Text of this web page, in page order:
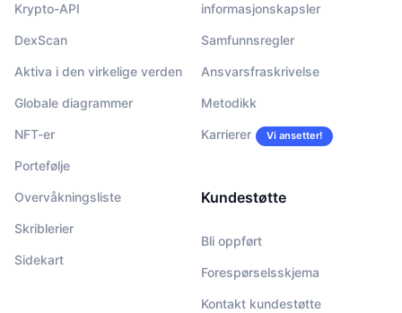
Krypto-API
DexScan
Aktiva i den virkelige verden
Globale diagrammer
NFT-er
Portefølje
Overvåkningsliste
Skriblerier
Sidekart
informasjonskapsler
Samfunnsregler
Ansvarsfraskrivelse
Metodikk
Karrierer Vi ansetter!
Kundestøtte
Bli oppført
Forespørselsskjema
Kontakt kundestøtte